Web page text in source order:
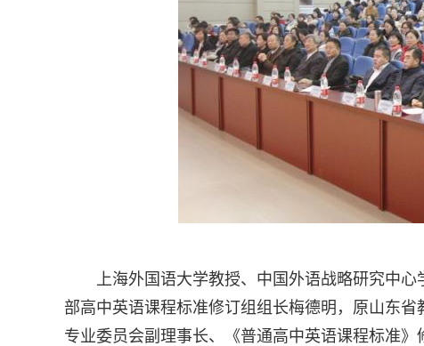
上海外国语大学教授、中国外语战略研究中
部高中英语课程标准修订组组长梅德明，原山东
专业委员会副理事长、《普通高中英语课程标准